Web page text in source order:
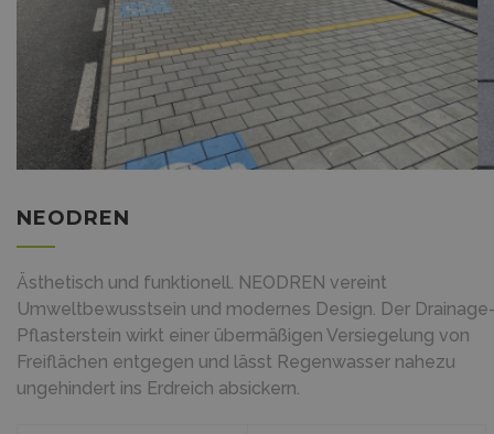
NEODREN
Ästhetisch und funktionell. NEODREN vereint
Umweltbewusstsein und modernes Design. Der
Pflasterstein wirkt einer übermäßigen Versiegelung von
Freiflächen entgegen und lässt Regenwasser nahezu
ungehindert ins Erdreich absickern.